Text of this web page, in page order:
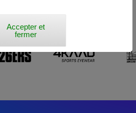
Accepter et
fermer